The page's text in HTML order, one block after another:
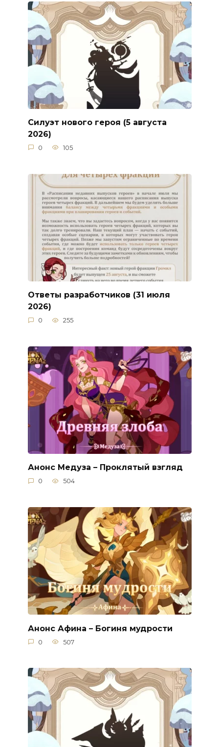
Силуэт нового героя (5 августа
2026)
0 105
Ответы разработчиков (31 июля
2026)
0 255
Анонс Медуза – Проклятый взгляд
0 504
Анонс Афина – Богиня мудрости
0 507